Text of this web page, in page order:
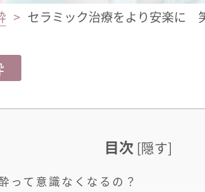
セラミック治療をより安楽に
目次 [隠す]
って意識なくなるの？